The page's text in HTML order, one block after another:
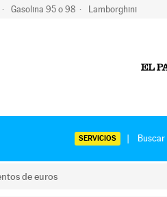
Gasolina 95 o 98 Lamborghini
SERVICIOS
de euros